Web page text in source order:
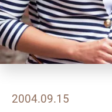
2004.09.15